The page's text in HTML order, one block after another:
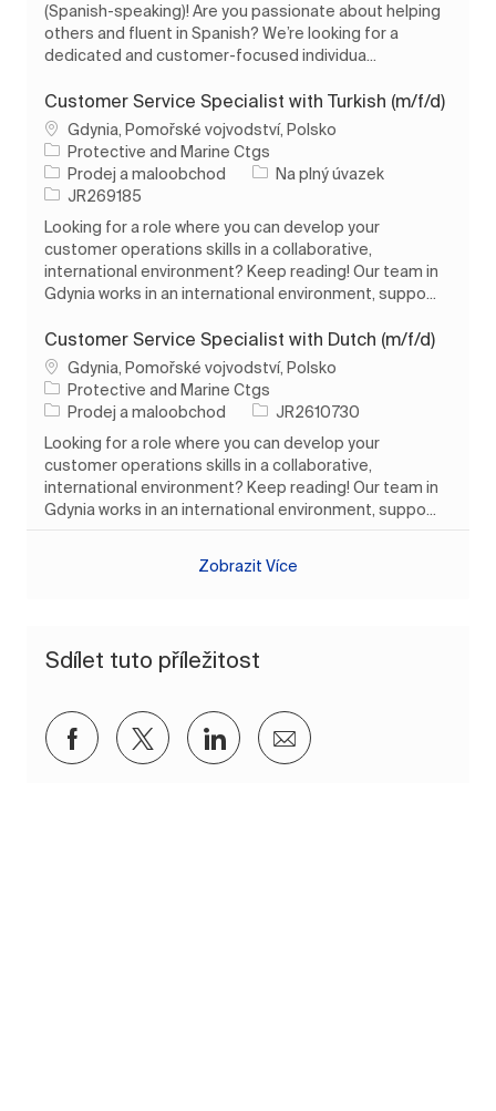
(Spanish-speaking)! Are you passionate about helping
others and fluent in Spanish? We’re looking for a
dedicated and customer-focused individua...
Customer Service Specialist with Turkish (m/f/d)
Umístění
Gdynia, Pomořské vojvodství, Polsko
Protective and Marine Ctgs
Kategorie
Prodej a maloobchod Typ úlohy
Na plný úvazek
ID úlohy
JR269185
Looking for a role where you can develop your
customer operations skills in a collaborative,
international environment? Keep reading! Our team in
Gdynia works in an international environment, suppo...
Customer Service Specialist with Dutch (m/f/d)
Umístění
Gdynia, Pomořské vojvodství, Polsko
Protective and Marine Ctgs
Kategorie
Prodej a maloobchod ID úlohy
JR2610730
Looking for a role where you can develop your
customer operations skills in a collaborative,
international environment? Keep reading! Our team in
Gdynia works in an international environment, suppo...
Zobrazit Více
Sdílet tuto příležitost
Sdílet přes Facebook
Sdílet přes twitter
Sdílet přes LinkedIn
Sdílet e-mailem